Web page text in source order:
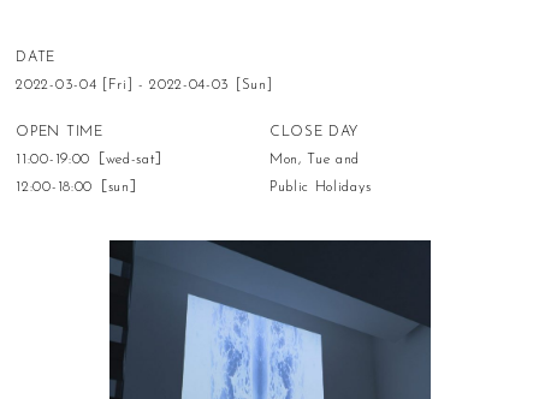
DATE
2022-03-04 [Fri] - 2022-04-03 [Sun]
OPEN TIME
11:00-19:00［wed-sat］
12:00-18:00［sun］
CLOSE DAY
Mon, Tue and
Public Holidays